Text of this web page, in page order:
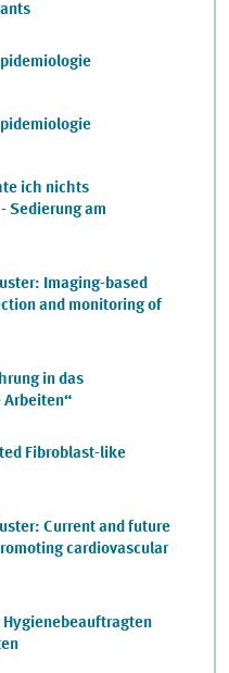
ich nichts
Sedierung am
Imaging-based
and monitoring of
in das
Fibroblast-like
Current and future
cardiovascular
Hygienebeauftragten